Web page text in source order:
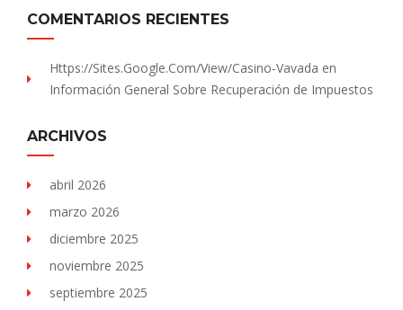
COMENTARIOS RECIENTES
Https://sites.Google.com/view/Casino-Vavada en
Información General Sobre Recuperación de Impuestos
ARCHIVOS
abril 2026
marzo 2026
diciembre 2025
noviembre 2025
septiembre 2025